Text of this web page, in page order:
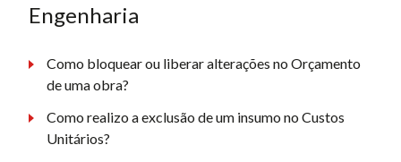
Engenharia
Como bloquear ou liberar alterações no Orçamento
de uma obra?
Como realizo a exclusão de um insumo no Custos
Unitários?